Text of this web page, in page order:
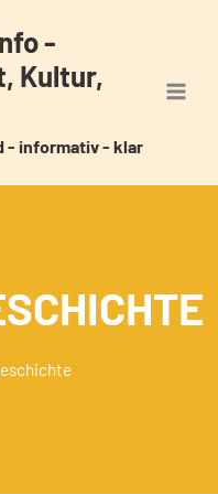
-
Kultur,
- informativ - klar